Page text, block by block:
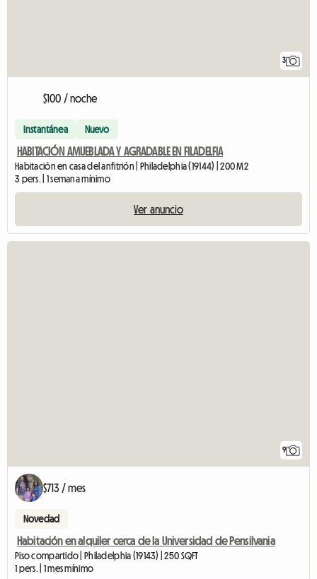
3
$100 / noche
Instantánea Nuevo
HABITACIÓN AMUEBLADA Y AGRADABLE EN FILADELFIA
Habitación en casa del anfitrión | Philadelphia (19144) | 200 M2
3 pers. | 1 semana mínimo
Ver anuncio
9
$713 / mes
Novedad
Habitación en alquiler cerca de la Universidad de Pensilvania
Piso compartido | Philadelphia (19143) | 250 SQFT
1 pers. | 1 mes mínimo